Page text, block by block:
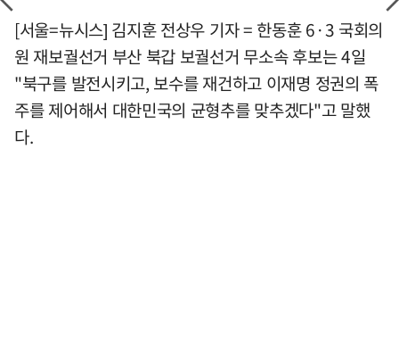
[서울=뉴시스] 김지훈 전상우 기자 = 한동훈 6·3 국회의
원 재보궐선거 부산 북갑 보궐선거 무소속 후보는 4일
"북구를 발전시키고, 보수를 재건하고 이재명 정권의 폭
주를 제어해서 대한민국의 균형추를 맞추겠다"고 말했
다.